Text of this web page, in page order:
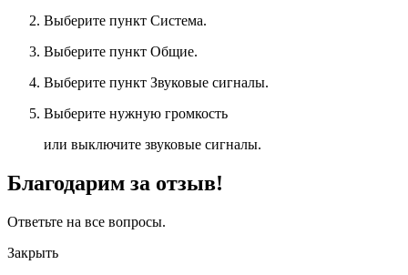
Выберите пункт Система.
Выберите пункт Общие.
Выберите пункт Звуковые сигналы.
Выберите нужную громкость
или выключите звуковые сигналы.
Благодарим за отзыв!
Ответьте на все вопросы.
Закрыть